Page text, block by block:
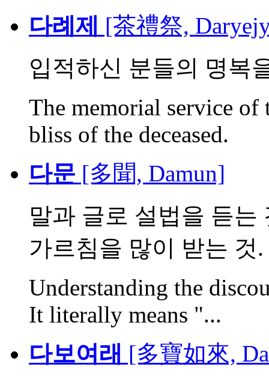
다례제 [茶禮祭,
입적하신 분들의 명복
The memorial service of
bliss of the deceased.
다문 [多聞, Damun]
말과 글로 설법을 듣는
가르침을 많이 받는 것.
Understanding the
It literally means "...
다보여래 [多寶如來,